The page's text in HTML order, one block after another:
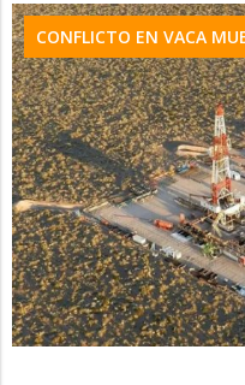
CONFLICTO EN VACA